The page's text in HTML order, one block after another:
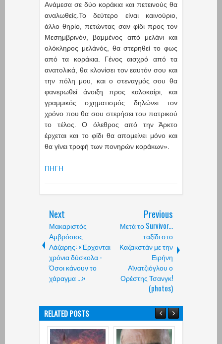
Ανάμεσα σε δύο κοράκια και πετεινούς θα
αναλωθείς.Το δεύτερο είναι καινούριο,
άλλο θηρίο, πετώντας σαν φίδι προς τον
Μεσημβρινόν, βαμμένος από μελάνι και
ολόκληρος μελάνός, θα στερηθεί το φως
από τα κοράκια. Γένος αισχρό από τα
ανατολικά, θα κλονίσει τον εαυτόν σου και
την πόλη μου, και ο στεναγμός σου θα
φανερωθεί άνοιξη προς καλοκαίρι, και
γραμμικός σχηματισμός δηλώνει τον
χρόνο που θα σου στερήσει του πατρικού
το τέλος. Ο όλεθρος από την Άρκτο
έρχεται και το φίδι θα απομείνει μόνο και
θα γίνει τροφή των πονηρών κοράκων».
ΠΗΓΗ
Next
Μακαριστός
Αμβρόσιος
Λάζαρης: «Έρχονται
χρόνια δύσκολα -
Όσοι κάνουν το
χάραγμα ...»
Previous
Μετά το Survivor...
ταξίδι στο
Καζακστάν με την
Ειρήνη
Αϊνατζιόγλου ο
Ορέστης Τσανγκ!
(photos)
RELATED POSTS